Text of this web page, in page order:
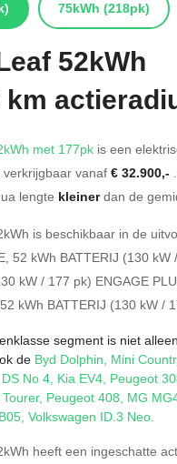
75kWh (218pk)
52kWh
km
met 177pk is een
vanaf € 32.900,-
lengte kleinerdan de
is beschikbaar in de
, 52 kWh BATTERIJ (130
kW / 177 pk) ENGAGE
52 kWh BATTERIJ (130 kW /
segment is niet
de Byd Dolphin, Mini
DS No 4, Kia EV4, Peugeot
, Peugeot 408, MG
, Volkswagen ID.3 Neo.
heeft een ingeschatte